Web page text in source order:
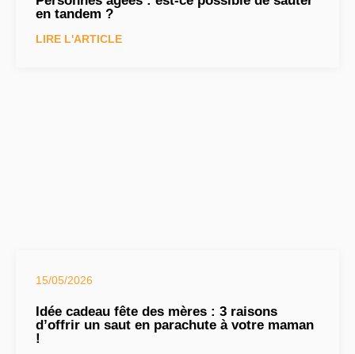
en tandem ?
LIRE L'ARTICLE
15/05/2026
Idée cadeau fête des mères : 3 raisons
d’offrir un saut en parachute à votre maman
!